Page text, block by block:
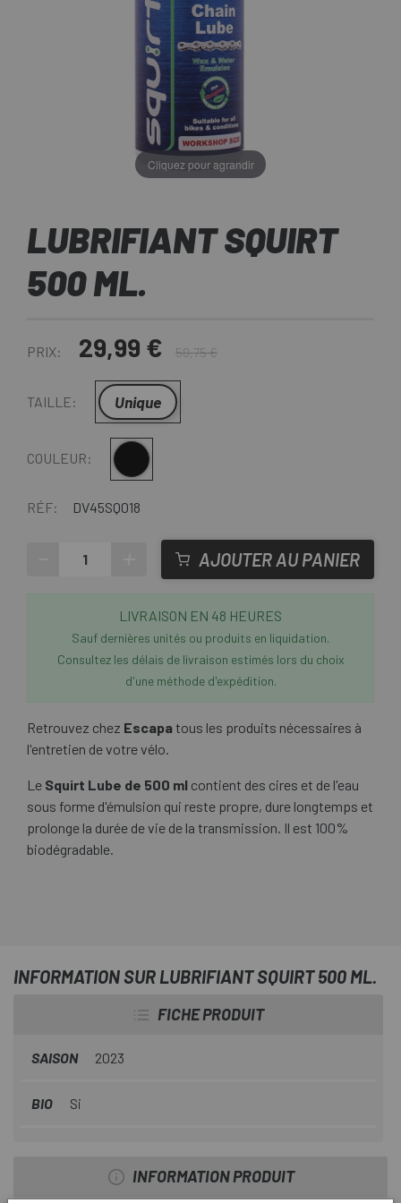
Cliquez pour agrandir
LUBRIFIANT SQUIRT
500 ML.
PRIX: 29,99 € 50,75 €
TAILLE: Unique
COULEUR: Multi
RÉF: DV45SQ018
AJOUTER AU PANIER
LIVRAISON EN 48 HEURES
Sauf dernières unités ou produits en liquidation.
Consultez les délais de livraison estimés lors du choix
d'une méthode d'expédition.
Retrouvez chez Escapatous les produits nécessaires à
l'entretien de votre vélo.
Le Squirt Lube de 500 ml contient des cires et de l'eau
sous forme d'émulsion qui reste propre, dure longtemps et
prolonge la durée de vie de la transmission. Il est 100%
biodégradable.
INFORMATION SUR LUBRIFIANT SQUIRT 500 ML.
FICHE PRODUIT
SAISON 2023
BIO Si
INFORMATION PRODUIT